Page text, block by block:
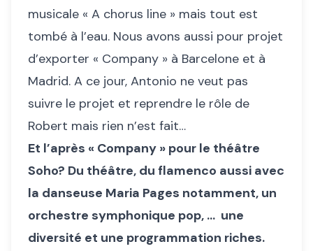
musicale « A chorus line » mais tout est
tombé à l’eau. Nous avons aussi pour projet
d’exporter « Company » à Barcelone et à
Madrid. A ce jour, Antonio ne veut pas
suivre le projet et reprendre le rôle de
Robert mais rien n’est fait…
Et l’après « Company » pour le théâtre
Soho? Du théâtre, du flamenco aussi avec
la danseuse Maria Pages notamment, un
orchestre symphonique pop, ... une
diversité et une programmation riches.